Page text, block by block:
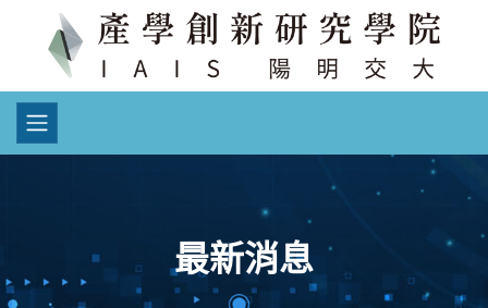
最新消息